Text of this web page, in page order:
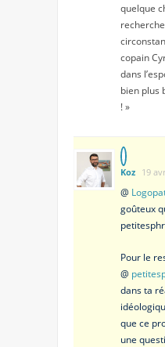
quelque
copain
dans
bien plus
! »
Koz 19
@
goûteux
Pour le
@
dans ta
que ce
une